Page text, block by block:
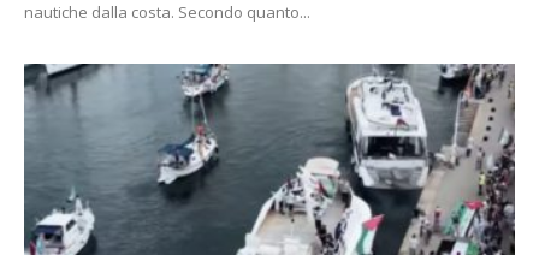
nautiche dalla costa. Secondo quanto...